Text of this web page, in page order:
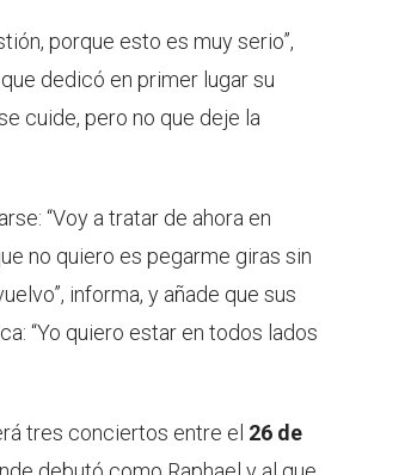
porque esto es muy serio”,
dedicó en primer lugar su
cuide, pero no que deje la
“Voy a tratar de ahora en
no quiero es pegarme giras sin
informa, y añade que sus
“Yo quiero estar en todos lados
tres conciertos entre el 26 de